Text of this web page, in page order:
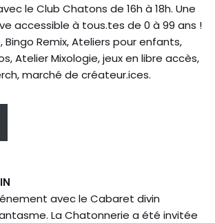
le Club Chatons de 16h à 18h. Une
accessible à tous.tes de 0 à 99 ans !
Remix, Ateliers pour enfants,
Atelier Mixologie, jeux en libre accès,
marché de créateur.ices.
avec le Cabaret divin
La Chatonnerie a été invitée